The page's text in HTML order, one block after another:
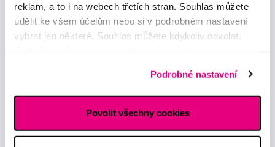
reklam, a to i na webech třetích stran. Souhlas můžete
udělit ke všem účelům nebo si v podrobném nastavení
vybrat jen některé. Souhlas můžete kdykoliv odvolat.
Podrobné nastavení
Povolit všechny cookies
Novinky a nabídky
a souhlasím sezpracováním osobních údajůpro tyto účely.